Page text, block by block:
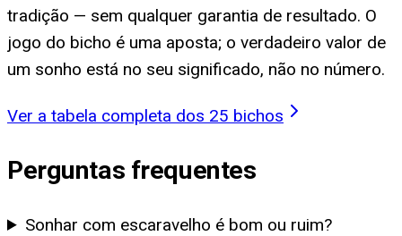
tradição — sem qualquer garantia de resultado. O
jogo do bicho é uma aposta; o verdadeiro valor de
um sonho está no seu significado, não no número.
Ver a tabela completa dos 25 bichos
Perguntas frequentes
Sonhar com escaravelho é bom ou ruim?